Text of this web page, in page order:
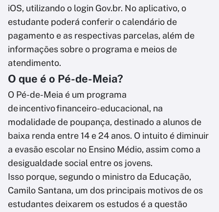
iOS, utilizando o login Gov.br. No aplicativo, o
estudante poderá conferir o calendário de
pagamento e as respectivas parcelas, além de
informações sobre o programa e meios de
atendimento.
O que é o Pé-de-Meia?
O Pé-de-Meia é um programa
de incentivo financeiro-educacional, na
modalidade de poupança, destinado a alunos de
baixa renda entre 14 e 24 anos. O intuito é diminuir
a evasão escolar no Ensino Médio, assim como a
desigualdade social entre os jovens.
Isso porque, segundo o ministro da Educação,
Camilo Santana, um dos principais motivos de os
estudantes deixarem os estudos é a questão